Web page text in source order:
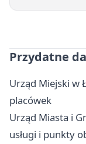
Przydatne
Urząd Miejski w
placówek
Urząd Miasta i
usługi i punkty